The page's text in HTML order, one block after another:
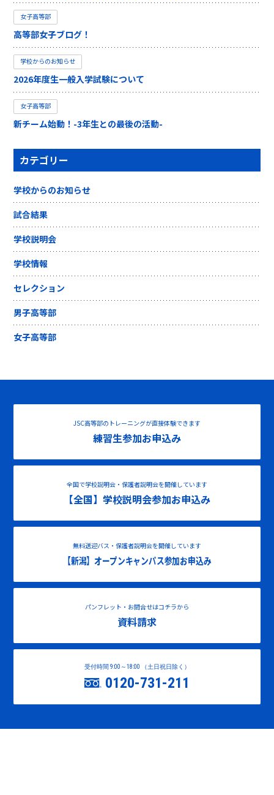
女子高等部
高等部女子ブログ！
学校からのお知らせ
2026年度生一般入学試験について
女子高等部
新チーム始動！-3年生との最後の活動-
カテゴリー
学校からのお知らせ
試合結果
学校説明会
学校情報
セレクション
男子高等部
女子高等部
JSC高等部のトレーニングが直接体験できます
練習生参加お申込み
全国で学校説明会・保護者説明会を開催しています
【全国】学校説明会参加お申込み
無料送迎バス・保護者説明会を開催しています
【新潟】オープンキャンパス参加お申込み
パンフレット・お問合せはコチラから
資料請求
受付時間 9:00～18:00 （土日祝日除く）
0120-731-211